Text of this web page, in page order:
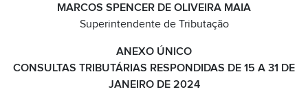
MARCOS SPENCER DE OLIVEIRA MAIA
Superintendente de Tributação
ANEXO ÚNICO
CONSULTAS TRIBUTÁRIAS RESPONDIDAS DE 15 A 31 DE
JANEIRO DE 2024